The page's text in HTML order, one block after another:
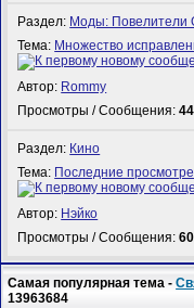
Раздел: Моды: Повелители
Тема: Множество
Автор: Rommy
Просмотры / Сообщения:
Раздел: Кино
Тема: Последние
Автор: Нэйко
Просмотры / Сообщения:
Самая популярная тема -
13963684